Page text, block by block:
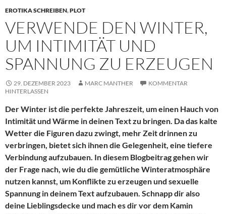
EROTIKA SCHREIBEN,PLOT
VERWENDE DEN WINTER,
UM INTIMITÄT UND
SPANNUNG ZU ERZEUGEN
29. DEZEMBER 2023 MARC MANTHER
KOMMENTAR
HINTERLASSEN
Der Winter ist die perfekte Jahreszeit, um einen Hauch von
Intimität und Wärme in deinen Text zu bringen. Da das kalte
Wetter die Figuren dazu zwingt, mehr Zeit drinnen zu
verbringen, bietet sich ihnen die Gelegenheit, eine tiefere
Verbindung aufzubauen. In diesem Blogbeitrag gehen wir
der Frage nach, wie du die gemütliche Winteratmosphäre
nutzen kannst, um Konflikte zu erzeugen und sexuelle
Spannung in deinem Text aufzubauen. Schnapp dir also
deine Lieblingsdecke und mach es dir vor dem Kamin